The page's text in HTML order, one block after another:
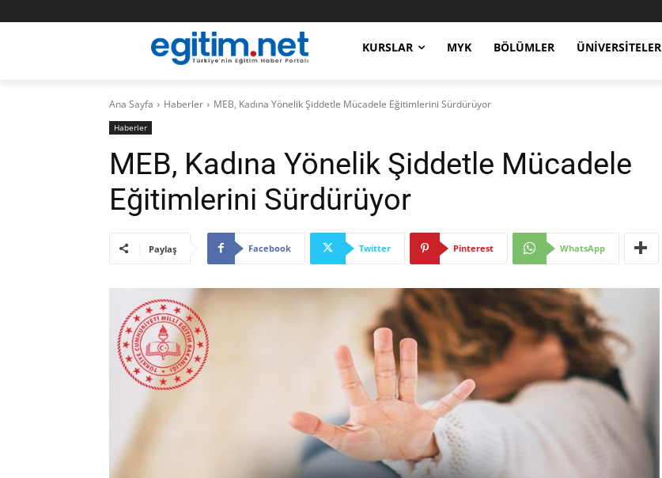
KURSLAR MYK BÖLÜMLER ÜNIVERSITELER
Ana Sayfa Haberler MEB, Kadına Yönelik Şiddetle Mücadele Eğitimlerini Sürdürüyor
Haberler
MEB, Kadına Yönelik Şiddetle Mücadele
Eğitimlerini Sürdürüyor
Paylaş Facebook Twitter Pinterest WhatsApp